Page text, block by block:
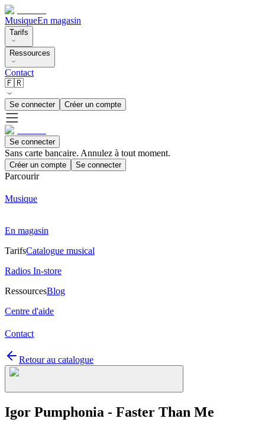
MusiqueEn magasin
Tarifs
Ressources
Contact
🇫🇷
Se connecter Créer un compte
Se connecter
Sans carte bancaire. Annulez à tout moment.
Créer un compte Se connecter
Parcourir
Musique
En magasin
TarifsCatalogue musical
Radios In-store
RessourcesBlog
Centre d'aide
Contact
Retour au catalogue
Igor Pumphonia - Faster Than Me